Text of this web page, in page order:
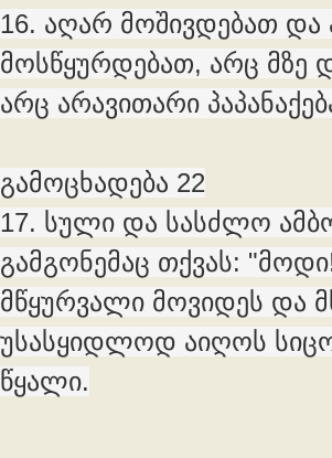
16. აღარ მოშივდებათ და
მოსწყურდებათ, არც მზე
არც არავითარი
გამოცხადება 22
17. სული და სასძლო
გამგონემაც თქვას:
მწყურვალი მოვიდეს და
უსასყიდლოდ აიღოს
წყალი.